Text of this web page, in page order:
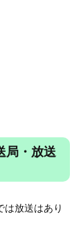
局・放送
は放送はあり